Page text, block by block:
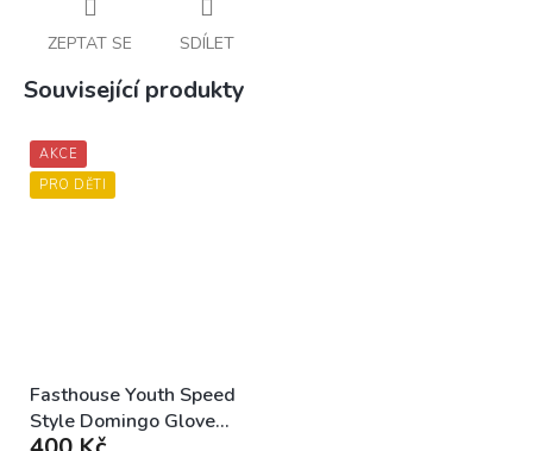
ZEPTAT SE SDÍLET
Související produkty
AKCE
PRO DĚTI
Fasthouse Youth Speed
Style Domingo Glove